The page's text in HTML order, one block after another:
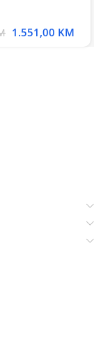
1.551,00 KM